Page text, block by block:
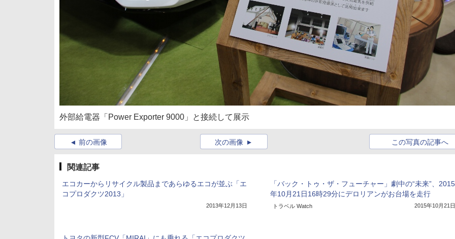
外部給電器「Power Exporter 9000」と接続して展示
前の画像 この写真の記事へ
次の画像
関連記事
エコカーからリサイクル製品まであらゆるエコが並ぶ「エ
コプロダクツ2013」
2013年12月13日
「バック・トゥ・ザ・フューチャー」劇中の“未来”、2015
年10月21日16時29分にデロリアンがお台場を走行
トラベル Watch 2015年10月21日